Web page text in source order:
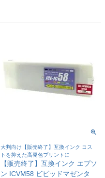
大判向け【販売終了】互換インク コス
トを抑えた高発色プリントに
【販売終了】互換インク エプソ
ン ICVM58 ビビッドマゼンタ